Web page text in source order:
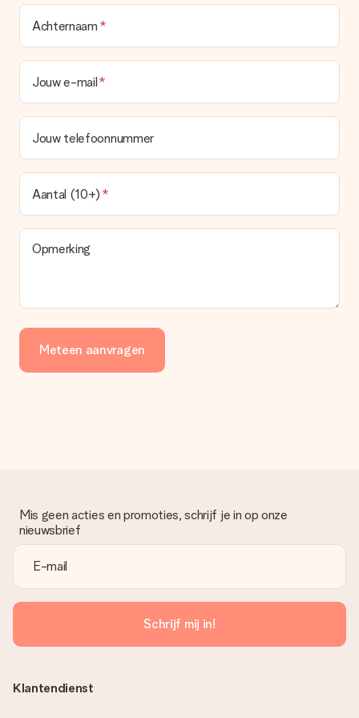
Achternaam
Jouw e-mail
Jouw telefoonnummer
Aantal (10+)
Opmerking
Meteen aanvragen
Mis geen acties en promoties, schrijf je in op onze
nieuwsbrief
Schrijf mij in!
Klantendienst